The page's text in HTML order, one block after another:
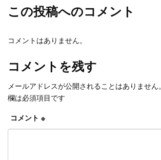
この投稿へのコメント
コメントはありません。
コメントを残す
メールアドレスが公開されることはありません。
欄は必須項目です
コメント ※